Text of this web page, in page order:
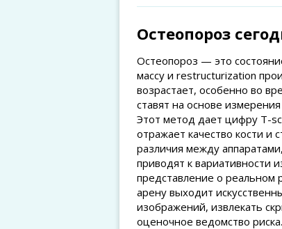
Остеопороз
Остеопороз — это
массу и restructurization
возрастает, особенно во
ставят на основе
Этот метод дает цифру T-
отражает качество кости и
различия между
приводят к вариативности
представление о реальном
арену выходит
изображений, извлекать
оценочное ведомство риска.